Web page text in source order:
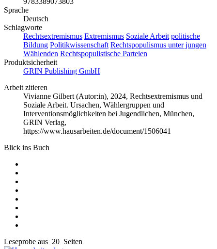
Sprache
Deutsch
Schlagworte
Rechtsextremismus Extremismus Soziale Arbeit politische
Bildung Politikwissenschaft Rechtspopulismus unter jungen
Wählenden Rechtspopulistische Parteien
Produktsicherheit
GRIN Publishing GmbH
Arbeit zitieren
Vivianne Gilbert (Autor:in), 2024, Rechtsextremismus und
Soziale Arbeit. Ursachen, Wählergruppen und
Interventionsmöglichkeiten bei Jugendlichen, München,
GRIN Verlag,
https://www.hausarbeiten.de/document/1506041
Blick ins Buch
Leseprobe aus 20 Seiten